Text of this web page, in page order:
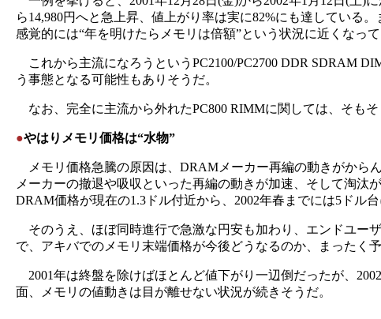
ら14,980円へと急上昇、値上がり率は実に82%にも達している
感覚的には“年を明けたらメモリは倍額”という状況に近くなっ
これから主流になろうというPC2100/PC2700 DDR SDRAM
う事態となる可能性もありそうだ。
なお、完全に主流から外れたPC800 RIMMに関しては、そも
●やはりメモリ価格は“水物”
メモリ価格急騰の原因は、DRAMメーカー再編の動きがから
メーカーの撤退や吸収といった再編の動きが加速、そして淘汰
DRAM価格が現在の1.3ドル付近から、2002年春までには5ドル
そのうえ、ほぼ同時進行で急激な円安も加わり、エンドユー
で、アキバでのメモリ末端価格が今後どうなるのか、まったく予
2001年は終盤を除けばほとんど値下がり一辺倒だったが、
面、メモリの値動きは目が離せない状況が続きそうだ。